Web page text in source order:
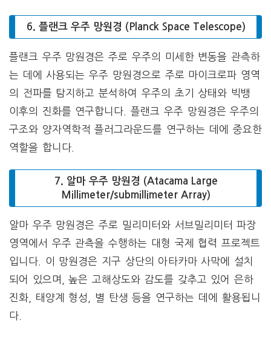
6. 플랜크 우주 망원경 (Planck Space Telescope)
플랜크 우주 망원경은 주로 우주의 미세한 변동을 관측하
는 데에 사용되는 우주 망원경으로 주로 마이크로파 영역
의 전파를 탐지하고 분석하여 우주의 초기 상태와 빅뱅
이후의 진화를 연구합니다. 플랜크 우주 망원경은 우주의
구조와 양자역학적 플러그라운드를 연구하는 데에 중요한
역할을 합니다.
7. 알마 우주 망원경 (Atacama Large
Millimeter/submillimeter Array)
알마 우주 망원경은 주로 밀리미터와 서브밀리미터 파장
영역에서 우주 관측을 수행하는 대형 국제 협력 프로젝트
입니다. 이 망원경은 지구 상단의 아타카마 사막에 설치
되어 있으며, 높은 고해상도와 감도를 갖추고 있어 은하
진화, 태양계 형성, 별 탄생 등을 연구하는 데에 활용됩니
다.